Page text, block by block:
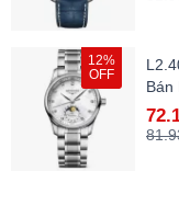
12%
OFF
Bán